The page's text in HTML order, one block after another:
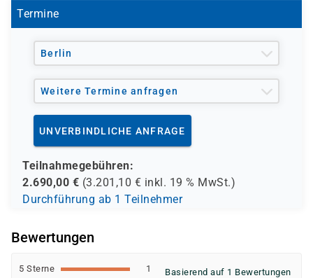
Termine
Berlin
Weitere Termine anfragen
UNVERBINDLICHE ANFRAGE
Teilnahmegebühren:
2.690,00 € (3.201,10 € inkl. 19 % MwSt.)
Durchführung ab 1 Teilnehmer
Bewertungen
5 Sterne
1
Basierend auf 1 Bewertungen